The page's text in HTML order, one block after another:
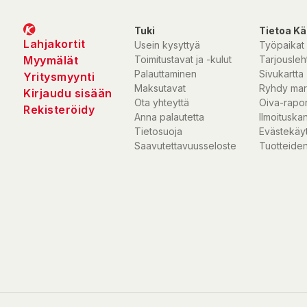
R-värde: 7,8
Mått uppblåst: 200 x 68 x 7,5 cm
Ventilsystem: Tvåvägsventil
Färg: Grå
Vikt: 2,77 kg
Förpackningsstorlek: 73,7 x 17,89 x 18,1 cm
Lahjakortit
Myymälät
Yritysmyynti
Kirjaudu sisään
Rekisteröidy
Tuki
Usein kysyttyä
Toimitustavat ja -kulut
Palauttaminen
Maksutavat
Ota yhteyttä
Anna palautetta
Tietosuoja
Saavutettavuusseloste
Tietoa
Työpaikat
Sivukartta
Ryhdy
Oiva-